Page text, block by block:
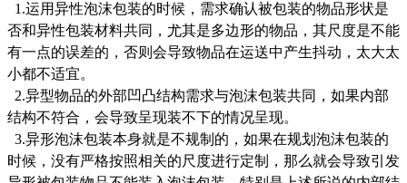
1.运用异性泡沫包装的时候，需求确认被包装的物品形状是
否和异性包装材料共同，尤其是多边形的物品，其尺度是不能
有一点的误差的，否则会导致物品在运送中产生抖动，太大太
小都不适宜。
2.异型物品的外部凹凸结构需求与泡沫包装共同，如果内部
结构不符合，会导致呈现装不下的情况呈现。
3.异形泡沫包装本身就是不规制的，如果在规划泡沫包装的
时候，没有严格按照相关的尺度进行定制，那么就会导致引发